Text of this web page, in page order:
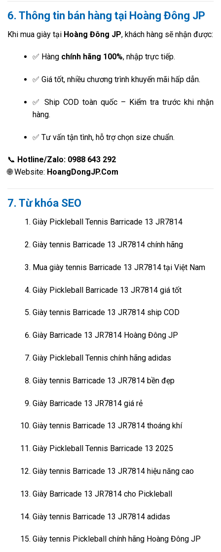
6. Thông tin bán hàng tại Hoàng Đông JP
Khi mua giày tại Hoàng Đông JP, khách hàng sẽ nhận được:
✅ Hàng chính hãng 100%, nhập trực tiếp.
✅ Giá tốt, nhiều chương trình khuyến mãi hấp dẫn.
✅ Ship COD toàn quốc – Kiểm tra trước khi nhận
hàng.
✅ Tư vấn tận tình, hỗ trợ chọn size chuẩn.
📞 Hotline/Zalo: 0988 643 292
🌐 Website: HoangDongJP.Com
7. Từ khóa SEO
Giày Pickleball Tennis Barricade 13 JR7814
Giày tennis Barricade 13 JR7814 chính hãng
Mua giày tennis Barricade 13 JR7814 tại Việt Nam
Giày Pickleball Barricade 13 JR7814 giá tốt
Giày tennis Barricade 13 JR7814 ship COD
Giày Barricade 13 JR7814 Hoàng Đông JP
Giày Pickleball Tennis chính hãng adidas
Giày tennis Barricade 13 JR7814 bền đẹp
Giày Barricade 13 JR7814 giá rẻ
Giày tennis Barricade 13 JR7814 thoáng khí
Giày Pickleball Tennis Barricade 13 2025
Giày tennis Barricade 13 JR7814 hiệu năng cao
Giày Barricade 13 JR7814 cho Pickleball
Giày tennis Barricade 13 JR7814 adidas
Giày tennis Pickleball chính hãng Hoàng Đông JP